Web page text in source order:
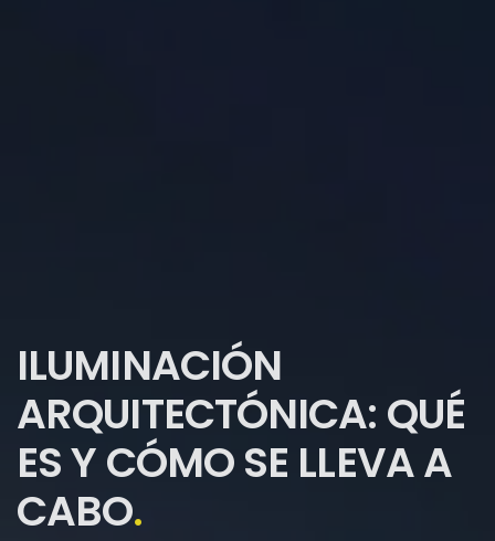
ILUMINACIÓN
ARQUITECTÓNICA: QUÉ
ES Y CÓMO SE LLEVA A
CABO.